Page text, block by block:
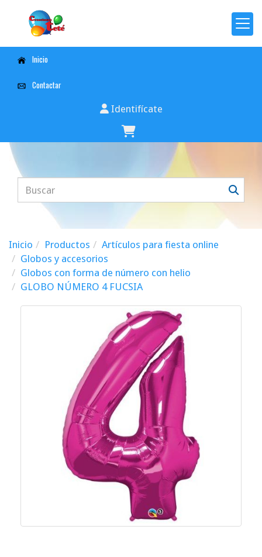
Inicio
Contactar
Identifícate
Inicio Productos
Artículos para fiesta online
Globos y accesorios
Globos con forma de número con helio
GLOBO NÚMERO 4 FUCSIA